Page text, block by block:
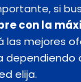
si
con la
las mejores
dependiendo
elija.